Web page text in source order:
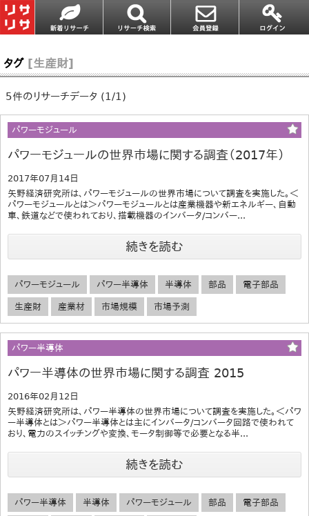
タグ [生産財]
5件のリサーチデータ (1/1)
パワーモジュール
パワーモジュールの世界市場に関する調査（2017年）
2017年07月14日
矢野経済研究所は、パワーモジュールの世界市場について調査を実施した。＜
パワーモジュールとは＞パワーモジュールとは産業機器や新エネルギー、自動
車、鉄道などで使われており、搭載機器のインバータ/コンバー...
続きを読む
パワーモジュール パワー半導体 半導体 部品 電子部品
生産財 産業材 市場規模 市場予測
パワー半導体
パワー半導体の世界市場に関する調査 2015
2016年02月12日
矢野経済研究所は、パワー半導体の世界市場について調査を実施した。＜パワ
ー半導体とは＞パワー半導体とは主にインバータ/コンバータ回路で使われて
おり、電力のスイッチングや変換、モータ制御等で必要となる半...
続きを読む
パワー半導体 半導体 パワーモジュール 部品 電子部品